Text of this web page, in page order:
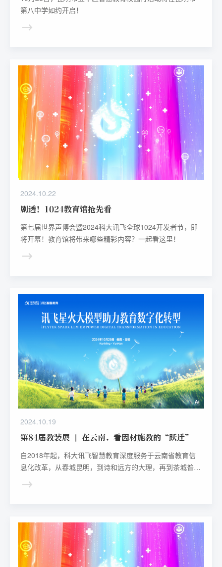
第八中学如约开启！
2024.10.22
剧透！1024教育馆抢先看
第七届世界声博会暨2024科大讯飞全球1024开发者节，即
将开幕！教育馆将带来哪些精彩内容？一起看这里！
2024.10.19
第84届教装展 | 在云南，看因材施教的“跃迁”
自2018年起，科大讯飞智慧教育深度服务于云南省教育信
息化改革，从春城昆明，到诗和远方的大理，再到茶城普